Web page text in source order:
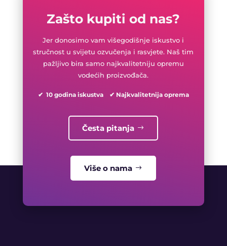
Zašto kupiti od nas?
Jer donosimo vam višegodišnje iskustvo i
stručnost u svijetu ozvučenja i rasvjete. Naš tim
pažljivo bira samo najkvalitetniju opremu
vodećih proizvođača.
✔ 10 godina iskustva ✔ Najkvalitetnija oprema
Česta pitanja
Više o nama